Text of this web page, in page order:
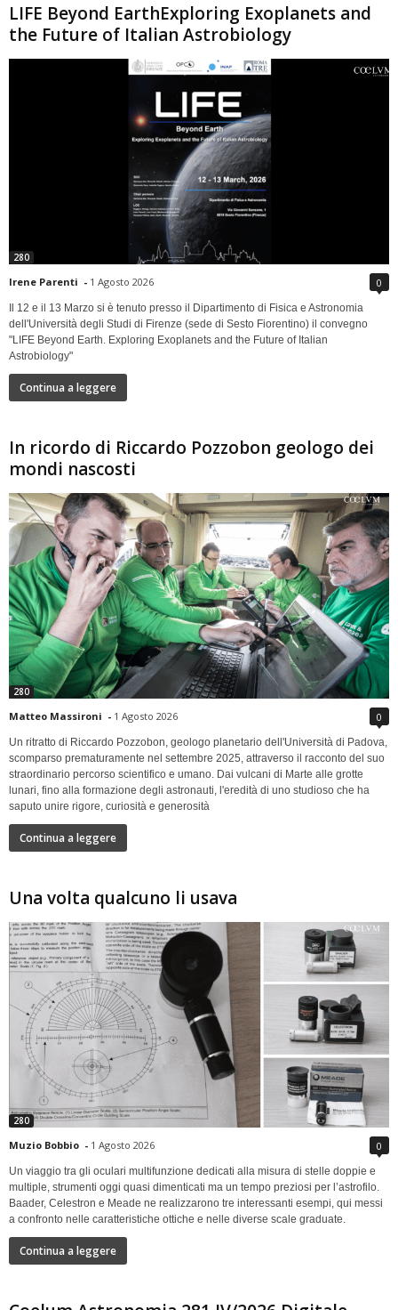
LIFE Beyond EarthExploring Exoplanets and
the Future of Italian Astrobiology
280
Irene Parenti - 1 Agosto 2026 0
Il 12 e il 13 Marzo si è tenuto presso il Dipartimento di Fisica e Astronomia
dell'Università degli Studi di Firenze (sede di Sesto Fiorentino) il convegno
"LIFE Beyond Earth. Exploring Exoplanets and the Future of Italian
Astrobiology"
Continua a leggere
In ricordo di Riccardo Pozzobon geologo dei
mondi nascosti
280
Matteo Massironi - 1 Agosto 2026 0
Un ritratto di Riccardo Pozzobon, geologo planetario dell'Università di Padova,
scomparso prematuramente nel settembre 2025, attraverso il racconto del suo
straordinario percorso scientifico e umano. Dai vulcani di Marte alle grotte
lunari, fino alla formazione degli astronauti, l'eredità di uno studioso che ha
saputo unire rigore, curiosità e generosità
Continua a leggere
Una volta qualcuno li usava
280
Muzio Bobbio - 1 Agosto 2026 0
Un viaggio tra gli oculari multifunzione dedicati alla misura di stelle doppie e
multiple, strumenti oggi quasi dimenticati ma un tempo preziosi per l’astrofilo.
Baader, Celestron e Meade ne realizzarono tre interessanti esempi, qui messi
a confronto nelle caratteristiche ottiche e nelle diverse scale graduate.
Continua a leggere